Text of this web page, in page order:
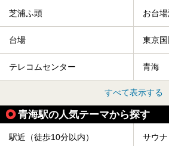
芝浦ふ頭 お台
台場 東京
テレコムセンター 青海
すべて表示する
青海駅の人気テーマから探す
駅近（徒歩10分以内） サウナ